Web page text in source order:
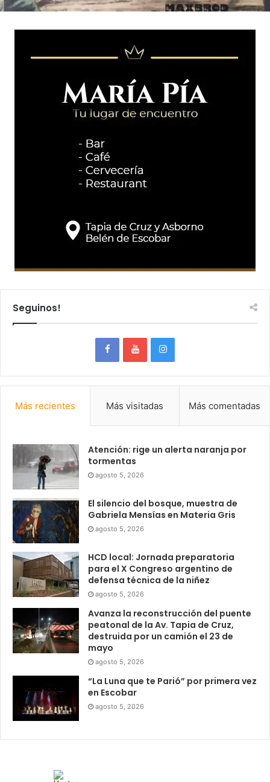
Seguinos!
Más recientes Más visitadas Más comentadas
Atención: rige un alerta naranja por
tormentas
agosto 5, 2026
El silencio del bosque, muestra de
Gabriela Mensías en Materia Gris
agosto 5, 2026
HCD local: Jornada preparatoria
para el X Congreso argentino de
defensa técnica de la niñez
agosto 5, 2026
Avanza la reconstrucción del puente
peatonal de la Av. Tapia de Cruz,
destruida por un camión el 23 de
mayo
agosto 5, 2026
“La Luna que te Parió” por primera vez
en Escobar
agosto 5, 2026